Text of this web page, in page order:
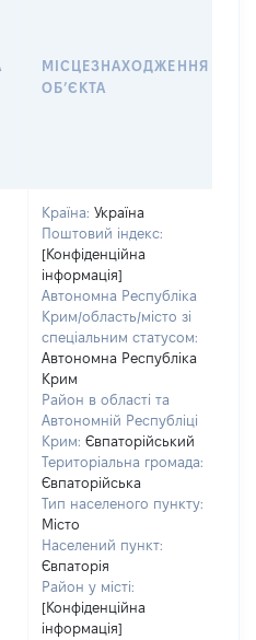
МІСЦЕЗНАХОДЖЕННЯ
ОБʼЄКТА
Країна: Україна
Поштовий індекс:
[Конфіденційна
інформація]
Автономна Республіка
Крим/область/місто зі
спеціальним статусом:
Автономна Республіка
Крим
Район в області та
Автономній Республіці
Крим: Євпаторійський
Територіальна громада:
Євпаторійська
Тип населеного пункту:
Місто
Населений пункт:
Євпаторія
Район у місті:
[Конфіденційна
інформація]